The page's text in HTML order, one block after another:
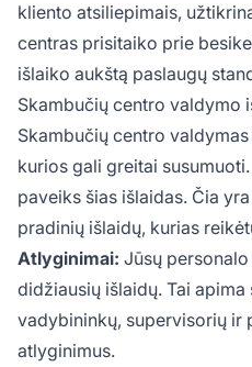
kliento atsiliepimais,
centras prisitaiko prie
išlaiko aukštą paslaugų
Skambučių centro valdymo
Skambučių centro
kurios gali greitai
paveiks šias išlaidas. Čia
pradinių išlaidų, kurias
Atlyginimai: Jūsų
didžiausių išlaidų. Tai
vadybininkų, supervisorių ir
atlyginimus.